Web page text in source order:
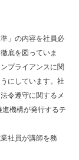
」の内容を社員必
底を図っていま
プライアンスに関
にしています。社
令遵守に関するメ
機構が発行するテ
社員が講師を務